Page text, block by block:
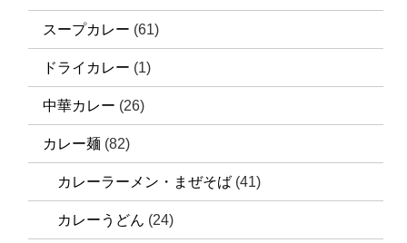
スープカレー (61)
ドライカレー (1)
中華カレー (26)
カレー麺 (82)
カレーラーメン・まぜそば (41)
カレーうどん (24)